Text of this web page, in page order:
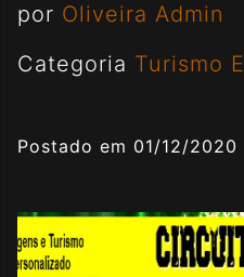
por Oliveira Admin
Categoria Turismo
Postado em 01/12/2020